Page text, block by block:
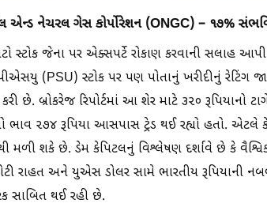
નેચરલ ગેસ કોર્પોરેશન (ONGC) – ૧૭%
સ્ટોક જેના પર એક્સપર્ટે રોકાણ કરવાની
(PSU) સ્ટોક પર પણ પોતાનું ખરીદીનું રેટિંગ
છે. બ્રોકરેજ રિપોર્ટમાં આ શેર માટે ૩૨૦ રૂપિયાનો
ભાવ ૨૭૪ રૂપિયા આસપાસ ટ્રેડ થઈ રહ્યો હતો.
મળી શકે છે. ડેમ કેપિટલનું વિશ્લેષણ દર્શાવે છે કે વૈશ્વિક
રાહત અને યુએસ ડોલર સામે ભારતીય રૂપિયાની
સાબિત થઈ રહી છે.